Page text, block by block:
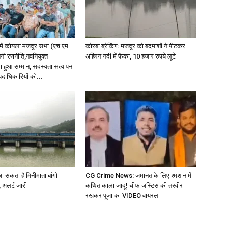
कोयला मजदूर सभा (एच एम
रणनीति,नवनियुक्त
हुआ सम्मान, सदस्यता सत्यापन
को...
कोरबा ब्रेकिंग: मजदूर को बदमाशों ने पीटकर
अहिरन नदी में फेंका, 10 हजार रुपये लूटे
सकता है मिनीमाता बांगो
जारी
CG Crime News: जमानत के लिए श्मशान में
कथित काला जादू! चीफ जस्टिस की तस्वीर
रखकर पूजा का VIDEO वायरल